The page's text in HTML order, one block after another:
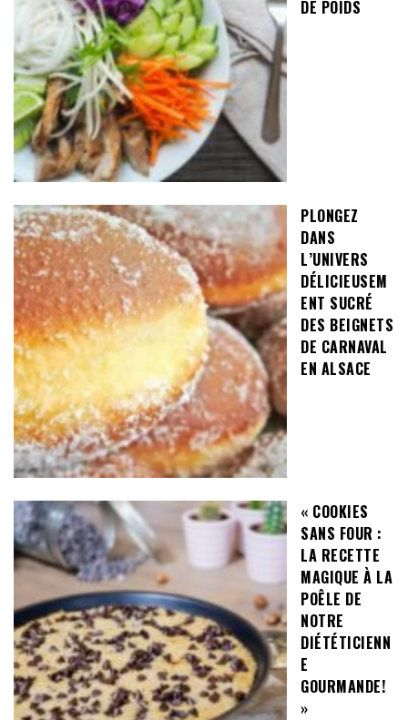
DE POIDS
PLONGEZ
DANS
L’UNIVERS
DÉLICIEUSEM
ENT SUCRÉ
DES BEIGNETS
DE CARNAVAL
EN ALSACE
« COOKIES
SANS FOUR :
LA RECETTE
MAGIQUE À LA
POÊLE DE
NOTRE
DIÉTÉTICIENN
E
GOURMANDE!
»